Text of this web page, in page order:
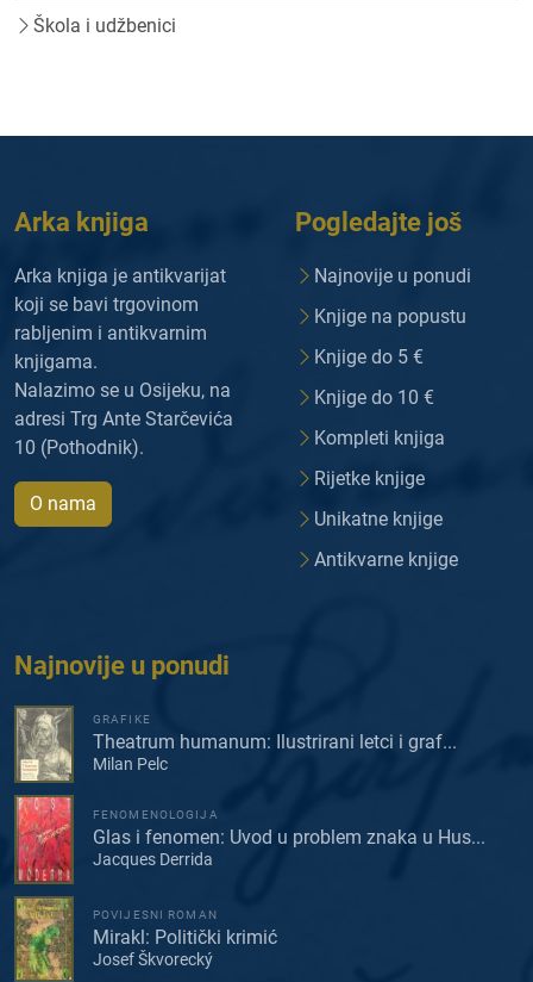
Škola i udžbenici
Arka knjiga
Arka knjiga je antikvarijat
koji se bavi trgovinom
rabljenim i antikvarnim
knjigama.
Nalazimo se u Osijeku, na
adresi Trg Ante Starčevića
10 (Pothodnik).
O nama
Pogledajte još
Najnovije u ponudi
Knjige na popustu
Knjige do 5 €
Knjige do 10 €
Kompleti knjiga
Rijetke knjige
Unikatne knjige
Antikvarne knjige
Najnovije u ponudi
GRAFIKE
Theatrum humanum: Ilustrirani letci i graf...
Milan Pelc
FENOMENOLOGIJA
Glas i fenomen: Uvod u problem znaka u Hus...
Jacques Derrida
POVIJESNI ROMAN
Mirakl: Politički krimić
Josef Škvorecký